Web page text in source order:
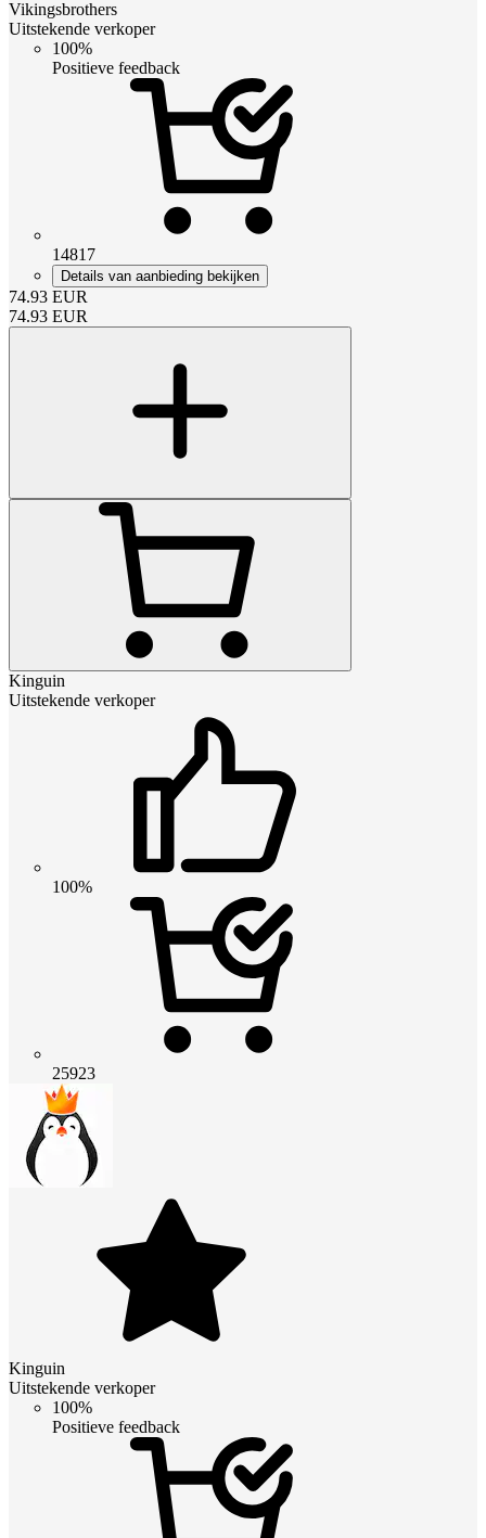
Vikingsbrothers
Uitstekende verkoper
100%
Positieve feedback
14817
Details van aanbieding bekijken
74.93 EUR
74.93 EUR
Kinguin
Uitstekende verkoper
100%
25923
Kinguin
Uitstekende verkoper
100%
Positieve feedback